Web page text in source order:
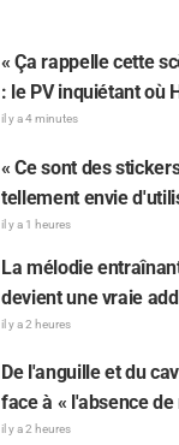
« Ça rappelle cette
: le PV inquiétant où
dans « Chiikawa The
il y a 4 minutes
« Ce sont des
tellement envie
Wi-Fi!! » : les fans
lot de stickers LINE «
il y a 1 heures
La mélodie
devient une vraie
du MV de la chanson
Elusive Samurai »
character song pour
à l'ère Reiwa »
il y a 2 heures
De l'anguille et du
face à « l'absence
sur « Frieren » fait
il y a 2 heures